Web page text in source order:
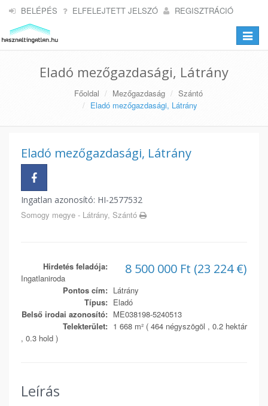
BELÉPÉS ELFELEJTETT JELSZÓ REGISZTRÁCIÓ
Toggle
Eladó mezőgazdasági, Látrány
Főoldal Mezőgazdaság
Szántó
Eladó mezőgazdasági, Látrány
Eladó mezőgazdasági, Látrány
Ingatlan azonosító: HI-2577532
Somogy megye - Látrány, Szántó
8 500 000 Ft (23 224 €)
Hirdetés feladója:
Ingatlaniroda
Pontos cím: Látrány
Típus: Eladó
Belső irodai azonosító: ME038198-5240513
Telekterület: 1 668 m² ( 464 négyszögöl , 0.2 hektár
, 0.3 hold )
Leírás